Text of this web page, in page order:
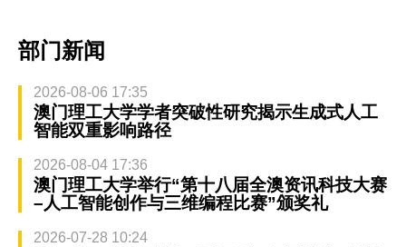
部门新闻
2026-08-06 17:35
澳门理工大学学者突破性研究揭示生成式人工
智能双重影响路径
2026-08-04 17:36
澳门理工大学举行“第十八届全澳资讯科技大赛
–人工智能创作与三维编程比赛”颁奖礼
2026-07-28 10:24